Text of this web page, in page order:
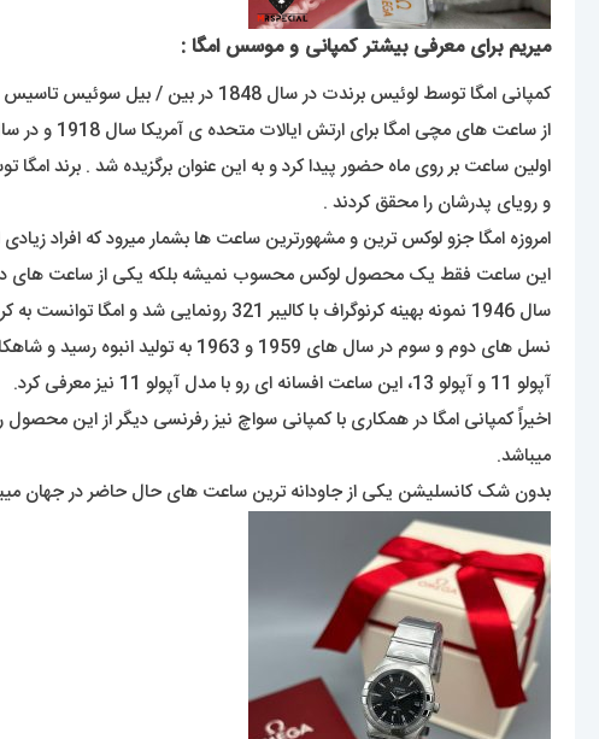
میریم برای معرفی بیشتر کمپانی و موسس امگا :
کمپانی امگا توسط لوئیس برندت در سال 1848 در بین / بیل سوئیس تاسیس شد که این برند زیر مجموعه ی گروه سواچ است .
و رویای پدرشان را محقق کردند .
امروزه امگا جزو لوکس ترین و مشهورترین ساعت ها بشمار میرود که افراد زیادی
سال 1946 نمونه بهینه کرنوگراف با کالیبر 321 رونمایی شد و امگا توانست به کرنوگرافی 12ساعته با تاکی متر ضمیمه شده به دور قاب دست پیدا کند.
آپولو 11 و آپولو 13، این ساعت افسانه ای رو با مدل آپولو 11 نیز معرفی کرد.
میباشد.
بدون شک کانسلیشن یکی از جاودانه ترین ساعت های حال حاضر در جهان